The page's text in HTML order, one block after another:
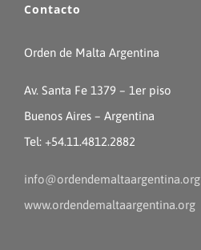
Contacto
Orden de Malta Argentina
Av. Santa Fe 1379 – 1er piso
Buenos Aires – Argentina
Tel: +54.11.4812.2882
info@ordendemaltaargentina.org
www.ordendemaltaargentina.org